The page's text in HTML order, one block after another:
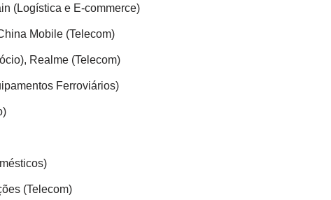
(Logística e E-commerce)
Mobile (Telecom)
Realme (Telecom)
Ferroviários)
(Telecom)